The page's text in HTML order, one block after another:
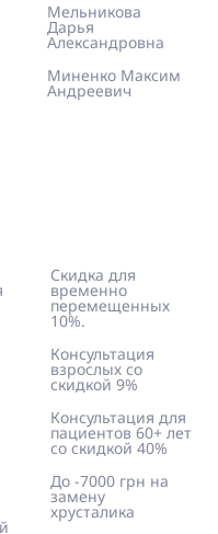
Мельникова
Дарья
Александровна
Миненко Максим
Андреевич
Скидка для
временно
перемещенных
10%.
Консультация
взрослых со
скидкой 9%
Консультация для
пациентов 60+ лет
со скидкой 40%
До -7000 грн на
замену
хрусталика